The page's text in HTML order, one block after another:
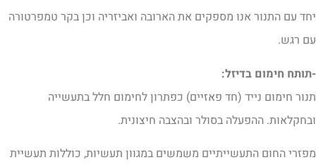
עם התנור אנו מספקים את הארובה ואביזריה וכן בקר טמפרטורה
רגש.
חימום בדיזל:
חימום נייד (חד פאזיים) כפתרון לחימום חלל בתעשייה
ההפעלה בסולר ובהצבה חיצונית.
החום התעשייתיים משמשים במגוון תעשיות, כוללות תעשיית